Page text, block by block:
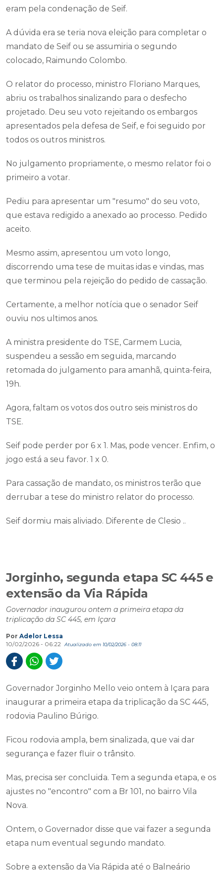
eram pela condenação de Seif.
A dúvida era se teria nova eleição para completar o
mandato de Seif ou se assumiria o segundo
colocado, Raimundo Colombo.
O relator do processo, ministro Floriano Marques,
abriu os trabalhos sinalizando para o desfecho
projetado. Deu seu voto rejeitando os embargos
apresentados pela defesa de Seif, e foi seguido por
todos os outros ministros.
No julgamento propriamente, o mesmo relator foi o
primeiro a votar.
Pediu para apresentar um "resumo" do seu voto,
que estava redigido a anexado ao processo. Pedido
aceito.
Mesmo assim, apresentou um voto longo,
discorrendo uma tese de muitas idas e vindas, mas
que terminou pela rejeição do pedido de cassação.
Certamente, a melhor notícia que o senador Seif
ouviu nos ultimos anos.
A ministra presidente do TSE, Carmem Lucia,
suspendeu a sessão em seguida, marcando
retomada do julgamento para amanhã, quinta-feira,
19h.
Agora, faltam os votos dos outro seis ministros do
TSE.
Seif pode perder por 6 x 1. Mas, pode vencer. Enfim, o
jogo está a seu favor. 1 x 0.
Para cassação de mandato, os ministros terão que
derrubar a tese do ministro relator do processo.
Seif dormiu mais aliviado. Diferente de Clesio ..
Jorginho, segunda etapa SC 445 e
extensão da Via Rápida
Governador inaugurou ontem a primeira etapa da
triplicação da SC 445, em Içara
Por Adelor Lessa
10/02/2026 - 06:22
Atualizado em 10/02/2026 - 08:11
Governador Jorginho Mello veio ontem à Içara para
inaugurar a primeira etapa da triplicação da SC 445,
rodovia Paulino Búrigo.
Ficou rodovia ampla, bem sinalizada, que vai dar
segurança e fazer fluir o trânsito.
Mas, precisa ser concluida. Tem a segunda etapa, e os
ajustes no "encontro" com a Br 101, no bairro Vila
Nova.
Ontem, o Governador disse que vai fazer a segunda
etapa num eventual segundo mandato.
Sobre a extensão da Via Rápida até o Balneário